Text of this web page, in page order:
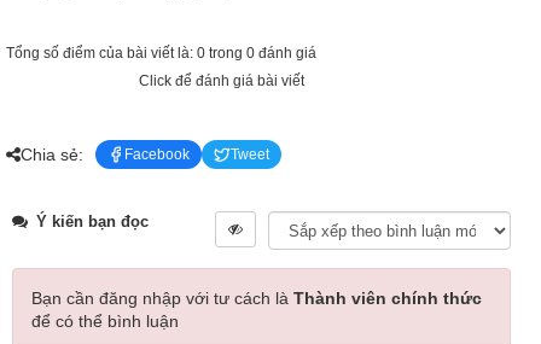
Tổng số điểm của bài viết là: 0 trong 0 đánh giá
Click để đánh giá bài viết
Chia sẻ: Facebook Tweet
Ý kiến bạn đọc
Bạn cần đăng nhập với tư cách là Thành viên chính thức
để có thể bình luận